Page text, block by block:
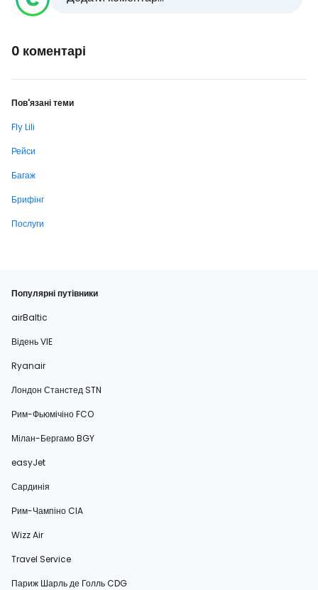
0 коментарі
Пов'язані теми
Fly Lili
Рейси
Багаж
Брифінг
Послуги
Популярні путівники
airBaltic
Відень VIE
Ryanair
Лондон Станстед STN
Рим-Фьюмічіно FCO
Мілан-Бергамо BGY
easyJet
Сардинія
Рим-Чампіно CIA
Wizz Air
Travel Service
Париж Шарль де Голль CDG